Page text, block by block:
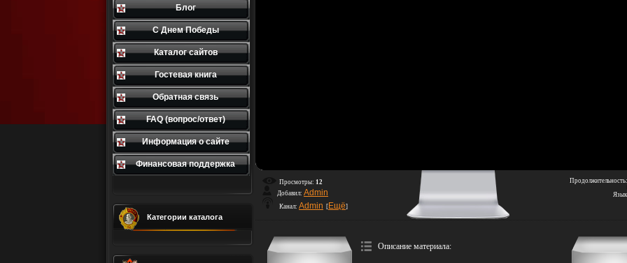
Блог
С Днем Победы
Каталог сайтов
Гостевая книга
Обратная связь
FAQ (вопрос/ответ)
Информация о сайте
Финансовая поддержка
Категории каталога
Продолжительность:
Просмотры: 12
Добавил: Admin
Канал: Admin [ Ещё]
Описание материала: